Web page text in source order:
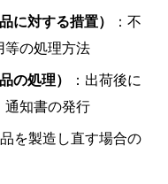
に対する措置）
：不
等の処理方法
の処理）
：出荷後に
通知書の発行
品を製造し直す場合の